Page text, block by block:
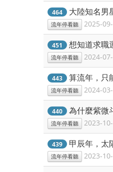
464 大陸知名男
流年停看聽 2025-
451 想知道求職
流年停看聽 2024-
443 算流年，只
流年停看聽 2024-
440 為什麼紫微
流年停看聽 2023-
439 甲辰年，太
流年停看聽 2023-